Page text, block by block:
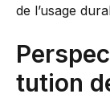
de l’usage
tution